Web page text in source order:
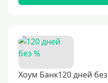
Хоум Банк120 дней